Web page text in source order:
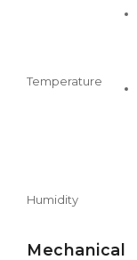
Temperature
Humidity
Mechanical